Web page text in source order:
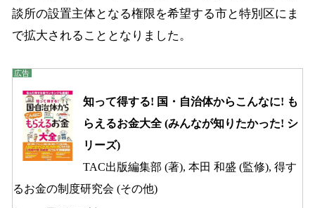
談所の設置主体となる権限を希望する市と特別区にま
で拡大されることとなりました。
知って得する! 国・自治体からこんなに! も
らえるお金大全 (みんなが知りたかった! シ
リーズ)
TAC出版編集部 (著), 本田 和盛 (監修), 得す
るお金の制度研究会 (その他)